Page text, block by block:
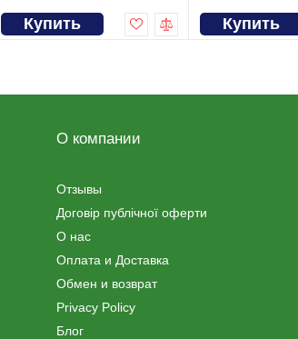
Купить Купить
О компании
Отзывы
Договір публічної оферти
О нас
Оплата и Доставка
Обмен и возврат
Privacy Policy
Блог